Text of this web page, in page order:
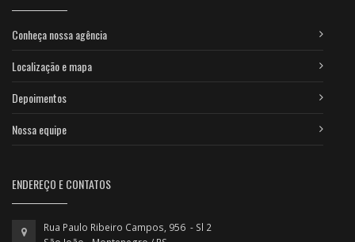
Conheça nossa agência
Localização e mapa
Depoimentos
Nossa equipe
ENDEREÇO E CONTATOS
Rua Paulo Ribeiro Campos, 956 - Sl 2